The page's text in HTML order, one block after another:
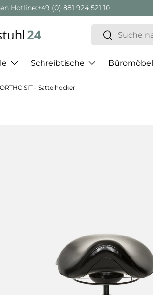
Inhalt
Hotline:+49 (0) 881 924 521 10
Suchen
Suchen
Schreibtische Büromöbel
ORTHO SIT - Sattelhocker